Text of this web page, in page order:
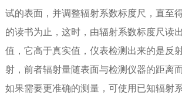
试的表面，并调整辐射系数标度尺，直至
的读书为止，这时，由辐射系数标度尺读
值，它高于真实值，仪表检测出来的是反
射，前者辐射量随表面与检测仪器的距离而
如果需要更准确的测量，可使用已知辐射